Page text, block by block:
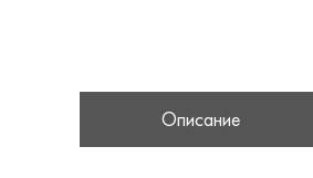
Описание